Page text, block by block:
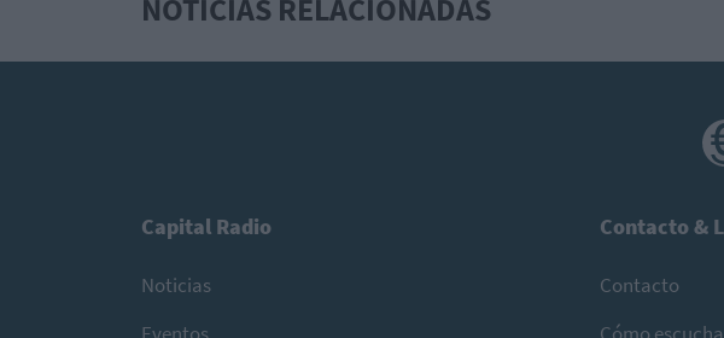
NOTICIAS RELACIONADAS
Capital Radio
Noticias
Contacto &
Contacto